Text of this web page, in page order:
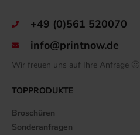
+49 (0)561 520070
info@printnow.de
Wir freuen uns auf Ihre Anfrage 🙂
TOPPRODUKTE
Broschüren
Sonderanfragen